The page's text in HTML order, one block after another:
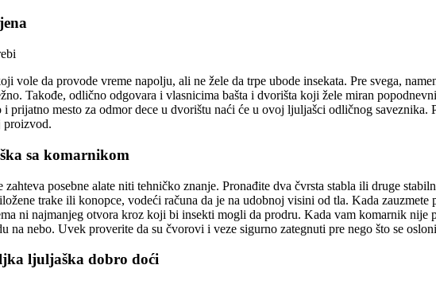
vole da provode vreme napolju, ali ne žele da trpe ubode insekata. Pre svega,
Takođe, odlično odgovara i vlasnicima bašta i dvorišta koji žele miran
prijatno mesto za odmor dece u dvorištu naći će u ovoj ljuljašci odličnog
proizvod.
sa komarnikom
posebne alate niti tehničko znanje. Pronađite dva čvrsta stabla ili druge
trake ili konopce, vodeći računa da je na udobnoj visini od tla. Kada
ni najmanjeg otvora kroz koji bi insekti mogli da prodru. Kada vam komarnik nije
na nebo. Uvek proverite da su čvorovi i veze sigurno zategnuti pre nego što se
ljuljaška dobro doći